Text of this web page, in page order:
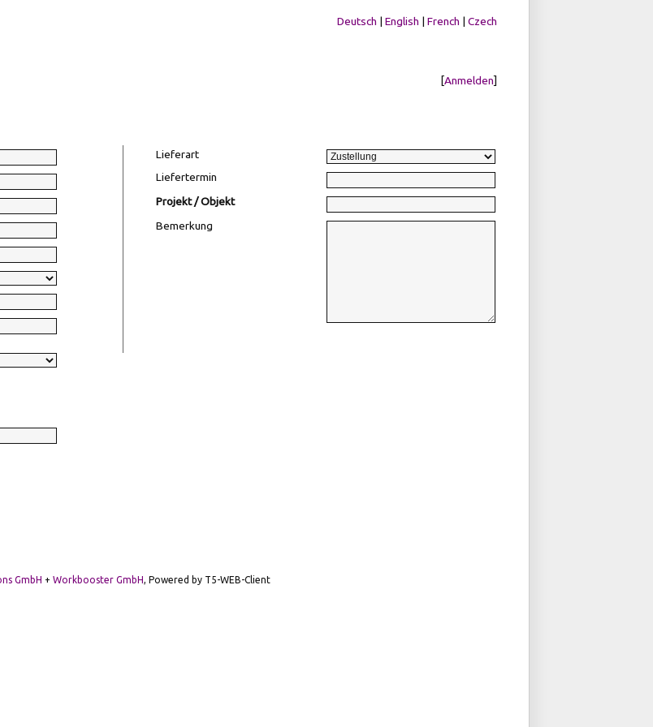
Deutsch | English | French | Czech
[Anmelden]
Lieferart
Liefertermin
Projekt / Objekt
Bemerkung
GmbH + Workbooster GmbH, Powered by T5-WEB-Client